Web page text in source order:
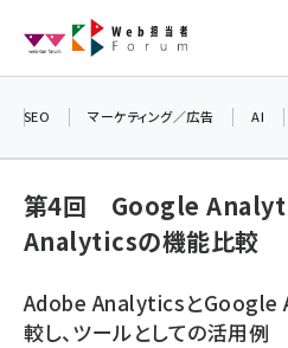
ン
ai (2807)
SEO マーケティング／広告 AI
第4回 Google
Analyticsの機能比較
Adobe AnalyticsとGoogle
較し、ツールとしての活用例